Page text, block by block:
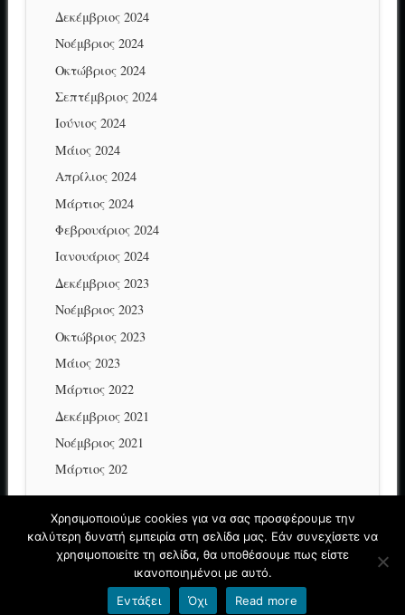
Δεκέμβριος 2024
Νοέμβριος 2024
Οκτώβριος 2024
Σεπτέμβριος 2024
Ιούνιος 2024
Μάιος 2024
Απρίλιος 2024
Μάρτιος 2024
Φεβρουάριος 2024
Ιανουάριος 2024
Δεκέμβριος 2023
Νοέμβριος 2023
Οκτώβριος 2023
Μάιος 2023
Μάρτιος 2022
Δεκέμβριος 2021
Νοέμβριος 2021
Μάρτιος 202
© ΓΕΝΙΚΟ ΛΥΚΕΙΟ ΜΕΣΟΠΟΤΑΜΙΑΣ
Όροι χρήσης blogs.sch.gr|Δήλωση προσβασιμότητας
Χρησιμοποιούμε cookies για να σας προσφέρουμε την
καλύτερη δυνατή εμπειρία στη σελίδα μας. Εάν συνεχίσετε να
χρησιμοποιείτε τη σελίδα, θα υποθέσουμε πως είστε
ικανοποιημένοι με αυτό.
Εντάξει
Όχι Read more